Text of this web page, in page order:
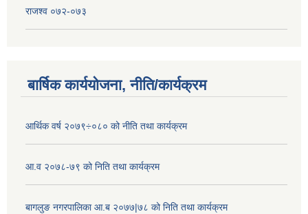
राजश्व ०७२-०७३
बार्षिक कार्ययोजना, नीति/कार्यक्रम
आर्थिक वर्ष २०७९÷०८० को नीति तथा कार्यक्रम
आ.व २०७८-७९ को निति तथा कार्यक्रम
बागलुङ नगरपालिका आ.ब २०७७|७८ को निति तथा कार्यक्रम